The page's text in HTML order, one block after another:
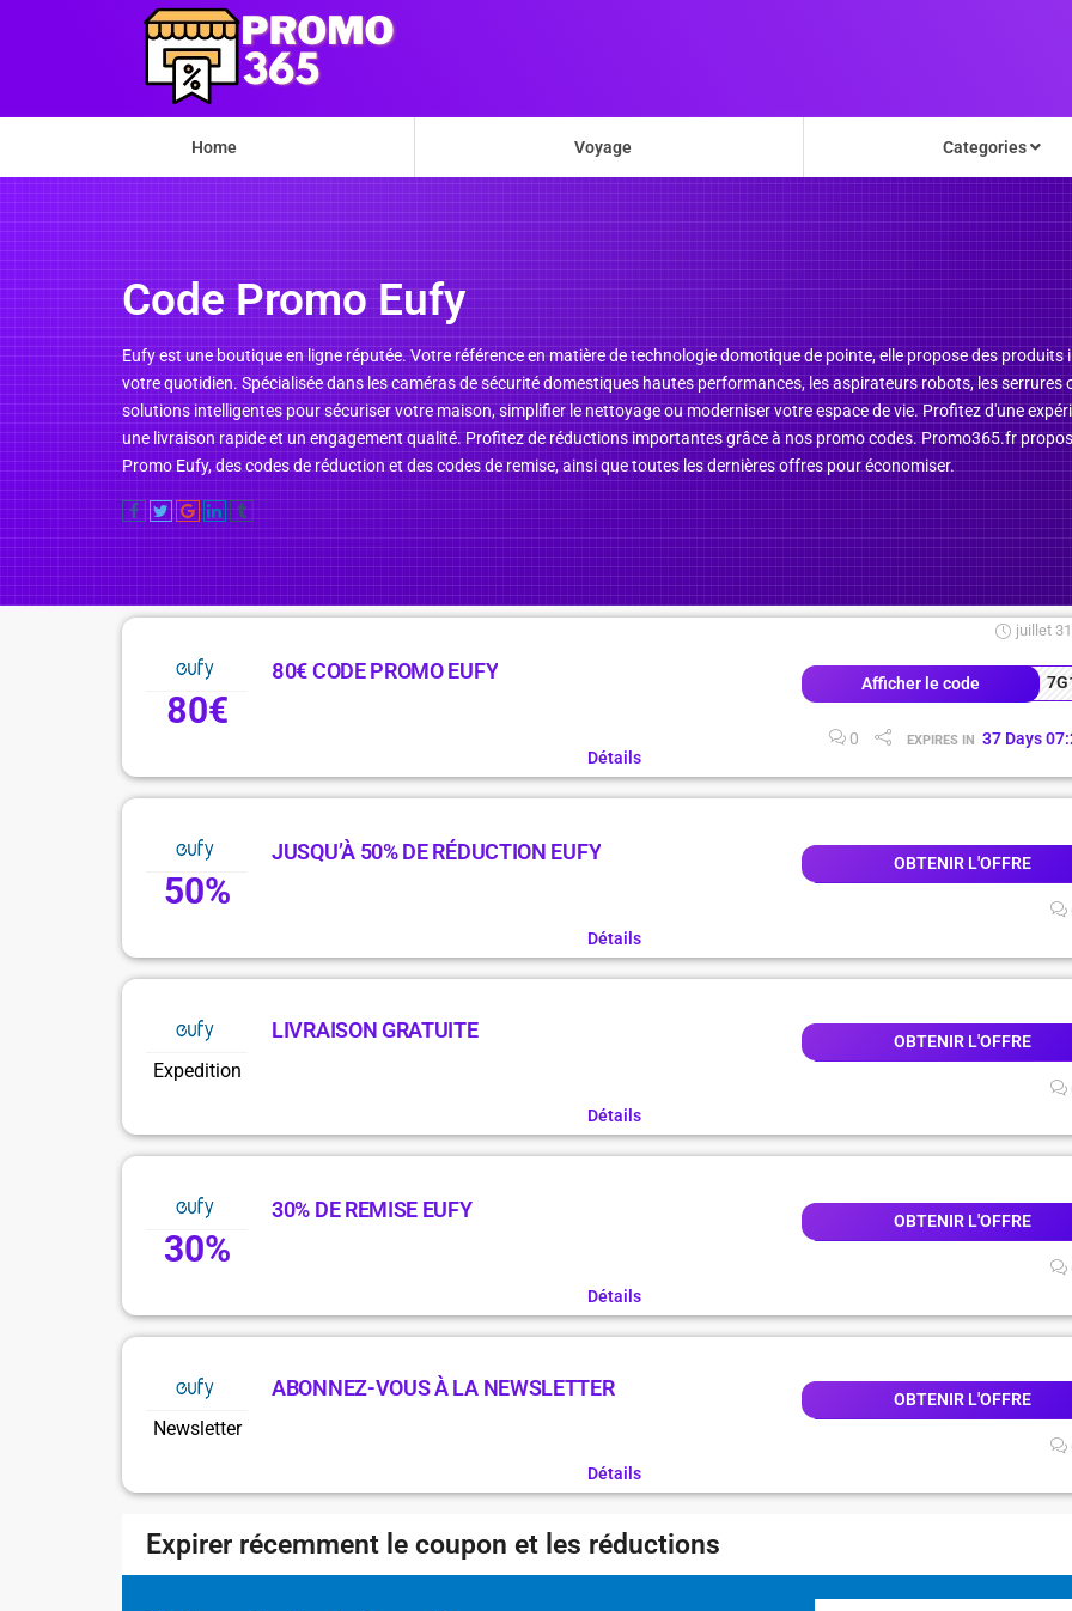
Home Voyage Categories
Code Promo Eufy
Eufy est une boutique en ligne réputée. Votre référence en matière de technologie domotique de pointe, elle propose des
votre quotidien. Spécialisée dans les caméras de sécurité domestiques hautes performances, les aspirateurs robots, les serrures
solutions intelligentes pour sécuriser votre maison, simplifier le nettoyage ou moderniser votre espace de vie. Profitez d'une
une livraison rapide et un engagement qualité. Profitez de réductions importantes grâce à nos promo codes. Promo365.fr
Promo Eufy, des codes de réduction et des codes de remise, ainsi que toutes les dernières offres pour économiser.
80€
80€ CODE PROMO EUFY
juillet
Afficher le code
0 EXPIRES IN 37 Days 07:
Détails
50%
JUSQU’À 50% DE RÉDUCTION EUFY OBTENIR L'OFFRE
Détails
Expedition
LIVRAISON GRATUITE OBTENIR L'OFFRE
Détails
30%
30% DE REMISE EUFY OBTENIR L'OFFRE
Détails
Newsletter
ABONNEZ-VOUS À LA NEWSLETTER OBTENIR L'OFFRE
Détails
Expirer récemment le coupon et les réductions